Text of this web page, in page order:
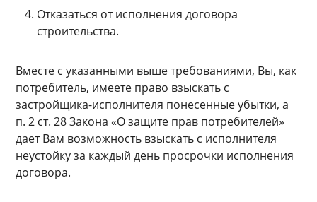
Отказаться от исполнения договора
строительства.
Вместе с указанными выше требованиями, Вы, как
потребитель, имеете право взыскать с
застройщика-исполнителя понесенные убытки, а
п. 2 ст. 28 Закона «О защите прав потребителей»
дает Вам возможность взыскать с исполнителя
неустойку за каждый день просрочки исполнения
договора.